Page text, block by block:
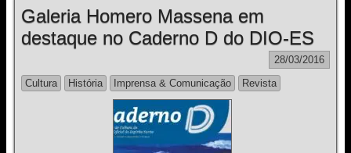
Galeria Homero Massena em
destaque no Caderno D do DIO-ES
28/03/2016
Cultura
História Imprensa & Comunicação Revista